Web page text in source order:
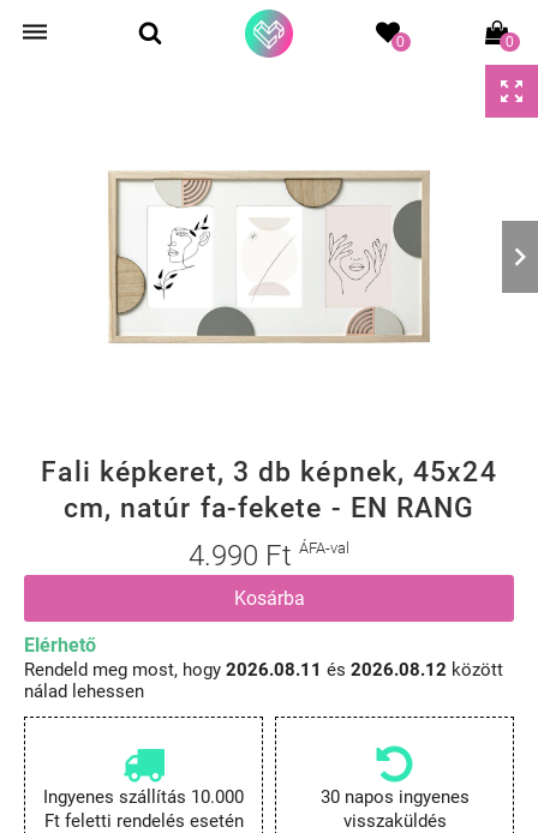
0 0
Fali képkeret, 3 db képnek, 45x24
cm, natúr fa-fekete - EN RANG
4.990 Ft ÁFA-val
Kosárba
Elérhető
Rendeld meg most, hogy 2026.08.11 és 2026.08.12 között
nálad lehessen
Ingyenes szállítás 10.000
Ft feletti rendelés esetén
30 napos ingyenes
visszaküldés